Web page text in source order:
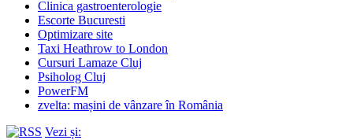
Clinica gastroenterologie
Escorte Bucuresti
Optimizare site
Taxi Heathrow to London
Cursuri Lamaze Cluj
Psiholog Cluj
PowerFM
zvelta: mașini de vânzare în România
Vezi și: